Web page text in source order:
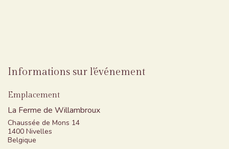
Informations sur l'événement
Emplacement
La Ferme de Willambroux
Chaussée de Mons 14
1400 Nivelles
Belgique